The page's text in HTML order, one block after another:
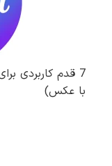
با عکس)